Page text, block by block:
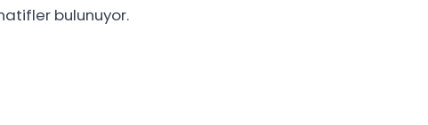
bulunuyor.